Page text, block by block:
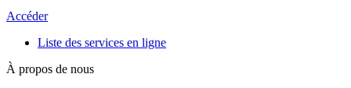
Accéder
Liste des services en ligne
À propos de nous